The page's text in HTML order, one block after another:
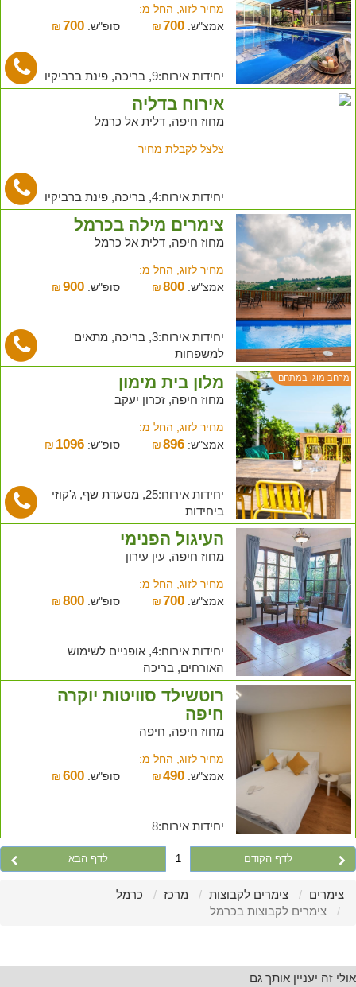
מחיר לזוג, החל מ:
אמצ"ש:
₪700 סופ"ש: ₪ 700
יחידות אירוח:9, בריכה, פינת ברביקיו
אירוח בדליה
מחוז חיפה, דלית אל כרמל
צלצל לקבלת מחיר
יחידות אירוח:4, בריכה, פינת ברביקיו
צימרים מילה בכרמל
מחוז חיפה, דלית אל כרמל
מחיר לזוג, החל מ:
אמצ"ש:
₪800 סופ"ש: ₪ 900
יחידות אירוח:3, בריכה, מתאים
למשפחות
מרחב מוגן במתחם מלון בית מימון
מחוז חיפה, זכרון יעקב
מחיר לזוג, החל מ:
אמצ"ש:
₪896 סופ"ש: ₪ 1096
יחידות אירוח:25, מסעדת שף, ג'קוזי
ביחידות
העיגול הפנימי
מחוז חיפה, עין עירון
מחיר לזוג, החל מ:
אמצ"ש:
₪700 סופ"ש: ₪ 800
יחידות אירוח:4, אופניים לשימוש
האורחים, בריכה
רוטשילד סוויטות יוקרה
חיפה
מחוז חיפה, חיפה
מחיר לזוג, החל מ:
אמצ"ש:
₪490 סופ"ש: ₪ 600
יחידות אירוח:8
לדף הקודם 1 לדף הבא
צימרים צימרים לקבוצות מרכז
כרמל
צימרים לקבוצות בכרמל
אולי זה יעניין אותך גם